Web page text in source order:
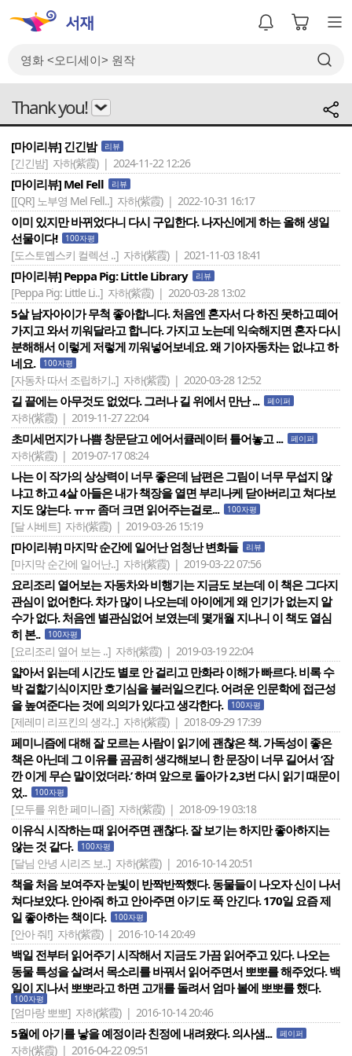
Thank you!
[마이리뷰] 긴긴밤 리뷰
[긴긴밤] 자하(紫霞) | 2024-11-22 12:26
[마이리뷰] Mel Fell 리뷰
[[QR] 노부영 Mel Fell..] 자하(紫霞) | 2022-10-31 16:17
이미 있지만 바뀌었다니 다시 구입한다. 나자신에게 하는 올해 생일
선물이다!
100자평
[도스토옙스키 컬렉션 ..] 자하(紫霞) | 2021-11-03 18:41
[마이리뷰] Peppa Pig: Little Library 리뷰
[Peppa Pig: Little Li..] 자하(紫霞) | 2020-03-28 13:02
5살 남자아이가 무척 좋아합니다. 처음엔 혼자서 다 하진 못하고 떼어
가지고 와서 끼워달라고 합니다. 가지고 노는데 익숙해지면 혼자 다시
분해해서 이렇게 저렇게 끼워넣어보네요. 왜 기아자동차는 없냐고 하
네요.
100자평
[자동차 따서 조립하기..] 자하(紫霞) | 2020-03-28 12:52
길 끝에는 아무것도 없었다. 그러나 길 위에서 만난 ... 페이퍼
자하(紫霞) | 2019-11-27 22:04
초미세먼지가 나쁨 창문닫고 에어서큘레이터 틀어놓고 ... 페이퍼
자하(紫霞) | 2019-07-17 08:24
나는 이 작가의 상상력이 너무 좋은데 남편은 그림이 너무 무섭지 않
냐고 하고 4살 아들은 내가 책장을 열면 부리나케 닫아버리고 쳐다보
지도 않는다. ㅠㅠ 좀더 크면 읽어주는걸로...
100자평
[달 샤베트] 자하(紫霞) | 2019-03-26 15:19
[마이리뷰] 마지막 순간에 일어난 엄청난 변화들 리뷰
[마지막 순간에 일어난..] 자하(紫霞) | 2019-03-22 07:56
요리조리 열어보는 자동차와 비행기는 지금도 보는데 이 책은 그다지
관심이 없어한다. 차가 많이 나오는데 아이에게 왜 인기가 없는지 알
수가 없다. 처음엔 별관심없어 보였는데 몇개월 지나니 이 책도 열심
히 본..
100자평
[요리조리 열어 보는 ..] 자하(紫霞) | 2019-03-19 22:04
얇아서 읽는데 시간도 별로 안 걸리고 만화라 이해가 빠르다. 비록 수
박 겉핥기식이지만 호기심을 불러일으킨다. 어려운 인문학에 접근성
을 높여준다는 것에 의의가 있다고 생각한다.
100자평
[제레미 리프킨의 생각..] 자하(紫霞) | 2018-09-29 17:39
페미니즘에 대해 잘 모르는 사람이 읽기에 괜찮은 책. 가독성이 좋은
책은 아닌데 그 이유를 곰곰히 생각해보니 한 문장이 너무 길어서 ‘잠
깐 이게 무슨 말이었더라.’ 하며 앞으로 돌아가 2,3번 다시 읽기 때문이
었..
100자평
[모두를 위한 페미니즘] 자하(紫霞) | 2018-09-19 03:18
이유식 시작하는 때 읽어주면 괜찮다. 잘 보기는 하지만 좋아하지는
않는 것 같다.
100자평
[달님 안녕 시리즈 보..] 자하(紫霞) | 2016-10-14 20:51
책을 처음 보여주자 눈빛이 반짝반짝했다. 동물들이 나오자 신이 나서
쳐다보았다. 안아줘 하고 안아주면 아기도 푹 안긴다. 170일 요즘 제
일 좋아하는 책이다.
100자평
[안아 줘!] 자하(紫霞) | 2016-10-14 20:49
백일 전부터 읽어주기 시작해서 지금도 가끔 읽어주고 있다. 나오는
동물 특성을 살려서 목소리를 바꿔서 읽어주면서 뽀뽀를 해주었다. 백
일이 지나서 뽀뽀라고 하면 고개를 돌려서 엄마 볼에 뽀뽀를 했다.
100자평
[엄마랑 뽀뽀] 자하(紫霞) | 2016-10-14 20:46
5월에 아기를 낳을 예정이라 친정에 내려왔다. 의사샘... 페이퍼
자하(紫霞) | 2016-04-22 09:51